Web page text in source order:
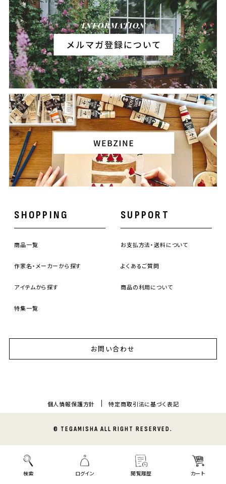
SHOPPING
商品一覧
作家名・メーカーから探す
アイテムから探す
特集一覧
SUPPORT
お支払方法・送料について
よくあるご質問
商品の利用について
お問い合わせ
個人情報保護方針 特定商取引法に基づく表記
© TEGAMISHA ALL RIGHT RESERVED.